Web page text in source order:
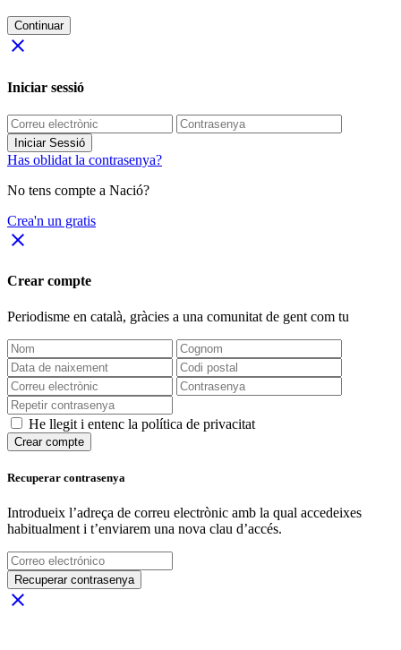
Continuar
close
Iniciar sessió
Iniciar Sessió
Has oblidat la contrasenya?
No tens compte a Nació?
Crea'n un gratis
close
Crear compte
Periodisme en català, gràcies a una comunitat de gent com tu
He llegit i entenc la política de privacitat
Crear compte
Recuperar contrasenya
Introdueix l’adreça de correu electrònic amb la qual accedeixes
habitualment i t’enviarem una nova clau d’accés.
Recuperar contrasenya
close